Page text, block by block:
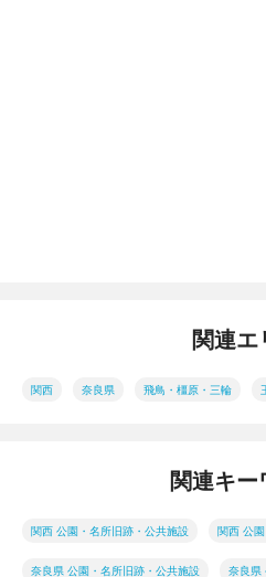
関連エ
関西 奈良県 飛鳥・橿原・三輪
関連キー
関西 公園・名所旧跡・公共施設 関西 公
奈良県 公園・名所旧跡・公共施設 奈良県